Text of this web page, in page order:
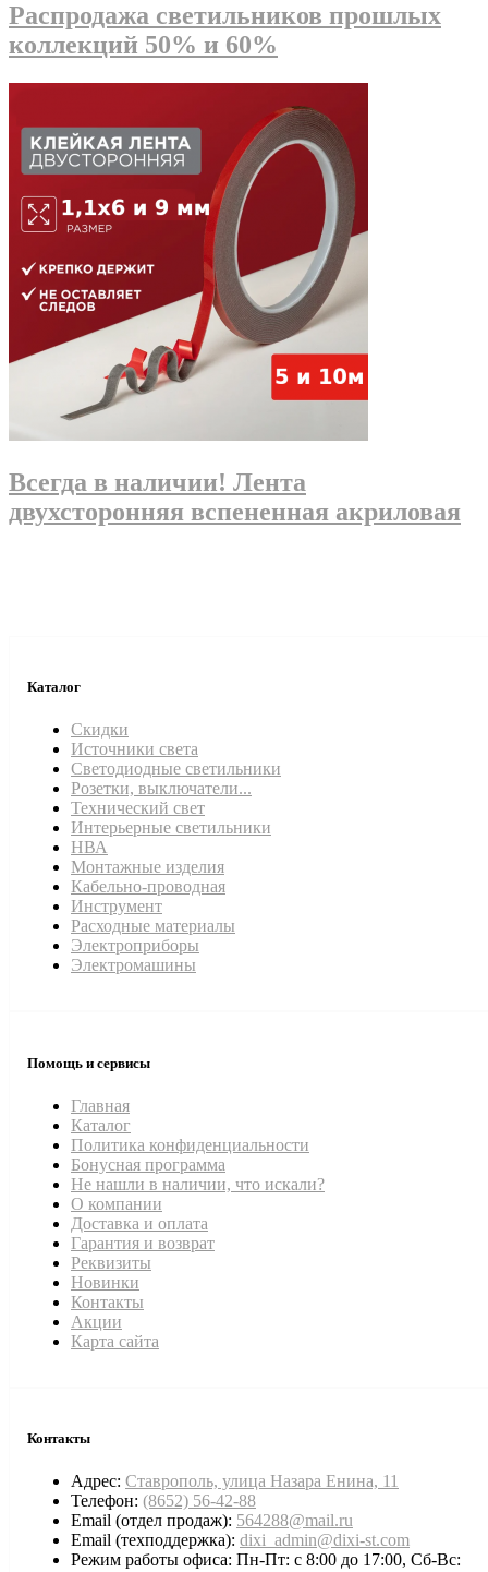
Распродажа светильников прошлых
коллекций 50% и 60%
Всегда в наличии! Лента
двухсторонняя вспененная акриловая
Каталог
Скидки
Источники света
Светодиодные светильники
Розетки, выключатели...
Технический свет
Интерьерные светильники
НВА
Монтажные изделия
Кабельно-проводная
Инструмент
Расходные материалы
Электроприборы
Электромашины
Помощь и сервисы
Главная
Каталог
Политика конфиденциальности
Бонусная программа
Не нашли в наличии, что искали?
О компании
Доставка и оплата
Гарантия и возврат
Реквизиты
Новинки
Контакты
Акции
Карта сайта
Контакты
Адрес: Ставрополь, улица Назара Енина, 11
Телефон: (8652) 56-42-88
Email (отдел продаж): 564288@mail.ru
Email (техподдержка): dixi_admin@dixi-st.com
Режим работы офиса: Пн-Пт: с 8:00 до 17:00, Сб-Вс: